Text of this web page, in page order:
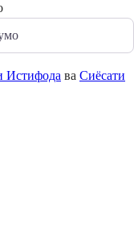
Истифода ва Сиёсати